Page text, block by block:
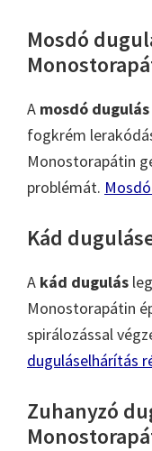
Mosdó
A mosdó dugulás
fogkrém
Monostorapátin
problémát.
Kád
A kád dugulás
Monostorapátin
spirálozással
duguláselhárítás
Zuhanyzó